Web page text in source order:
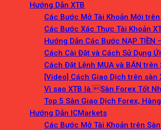
Hướng Dẫn XTB
Các Bước Mở Tài Khoản Mới
Các Bước Xác Thực Tài Khoản
Hướng Dẫn Các Bước NẠP TIỀN
Cách Cài Đặt và Cách Sử Dụng
Cách Đặt Lệnh MUA và BÁN
[Video] Cách Giao Dịch trên sàn
Vì sao XTB là Sàn Forex Tốt
Top 5 Sàn Giao Dịch Forex,
Hướng Dẫn ICMarkets
Các Bước Mở Tài Khoản trên